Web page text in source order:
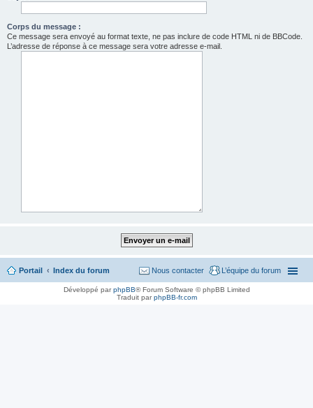
Corps du message :
Ce message sera envoyé au format texte, ne pas inclure de code HTML ni de BBCode.
L’adresse de réponse à ce message sera votre adresse e-mail.
Portail Index du forum L’équipe du forum
Nous contacter
Développé parphpBB® Forum Software © phpBB Limited
Traduit parphpBB-fr.com